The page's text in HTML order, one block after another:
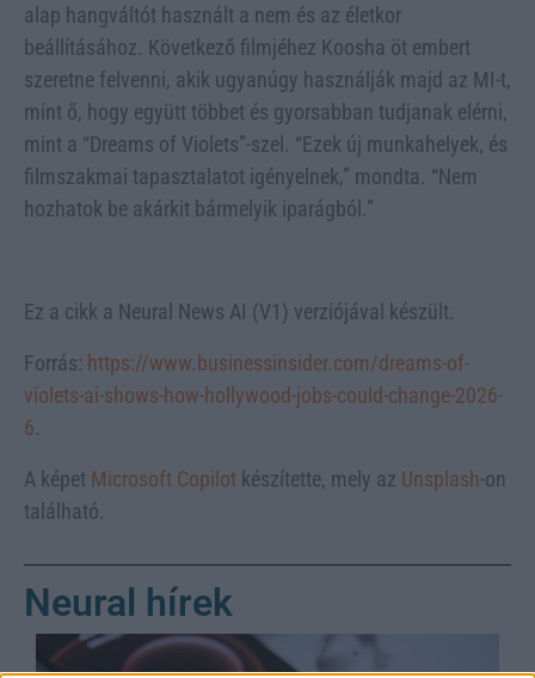
alap hangváltót használt a nem és az életkor
beállításához. Következő filmjéhez Koosha öt embert
szeretne felvenni, akik ugyanúgy használják majd az MI-t,
mint ő, hogy együtt többet és gyorsabban tudjanak elérni,
mint a “Dreams of Violets”-szel. “Ezek új munkahelyek, és
filmszakmai tapasztalatot igényelnek,” mondta. “Nem
hozhatok be akárkit bármelyik iparágból.”
Ez a cikk a Neural News AI (V1) verziójával készült.
Forrás: https://www.businessinsider.com/dreams-of-
violets-ai-shows-how-hollywood-jobs-could-change-2026-
6.
A képet Microsoft Copilot készítette, mely az Unsplash-on
található.
Neural hírek